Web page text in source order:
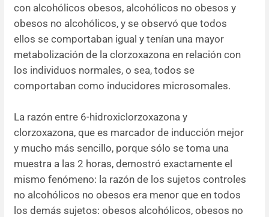
con alcohólicos obesos, alcohólicos no obesos y
obesos no alcohólicos, y se observó que todos
ellos se comportaban igual y tenían una mayor
metabolización de la clorzoxazona en relación con
los individuos normales, o sea, todos se
comportaban como inducidores microsomales.
La razón entre 6-hidroxiclorzoxazona y
clorzoxazona, que es marcador de inducción mejor
y mucho más sencillo, porque sólo se toma una
muestra a las 2 horas, demostró exactamente el
mismo fenómeno: la razón de los sujetos controles
no alcohólicos no obesos era menor que en todos
los demás sujetos: obesos alcohólicos, obesos no